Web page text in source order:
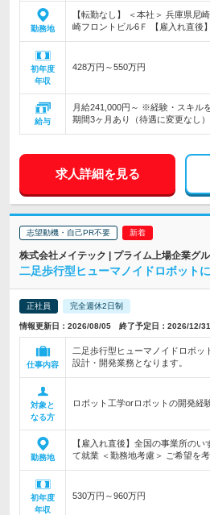
勤務地
【転勤なし】 ＜本社＞ 兵庫県尼
崎フロントビル6Ｆ 【雇入れ直後
初年度
年収
428万円～550万円
給与
月給241,000円～ ※経験・スキル
期間3ヶ月あり（待遇に変更なし）
求人詳細を見る
志望動機・自己PR不要
株式会社メイテック | プライム上場企業グ
二足歩行型ヒューマノイドロボット
正社員 完全週休2日制
情報更新日：2026/08/05 終了予定日：2026/12/31
仕事内容
二足歩行型ヒューマノイドロボッ
設計・開発業務となります。
対象と
なる方
ロボット工学orロボットの開発経
勤務地
【雇入れ直後】全国の事業所の
て就業 ＜勤務地考慮＞ ご希望を
初年度
年収
530万円～960万円